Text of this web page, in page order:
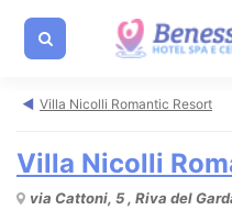
Villa Nicolli Romantic Resort
Villa Nicolli
via Cattoni, 5 , Riva del